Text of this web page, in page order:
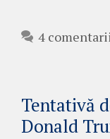
4
Tentativă
Donald